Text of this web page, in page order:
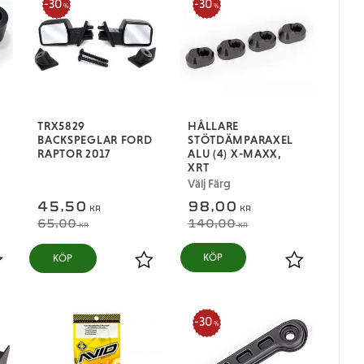
till i favoriter
TRX5829
BACKSPEGLAR FORD
RAPTOR 2017
45,50 KR
65,00KR
30 %
Lägg till i favoriter
KÖP
HÅLLARE
STÖTDÄMPARAXEL
ALU (4) X-MAXX,
XRT
Välj Färg
98,00 KR
140,00KR
30 %
Lägg till i
30 %